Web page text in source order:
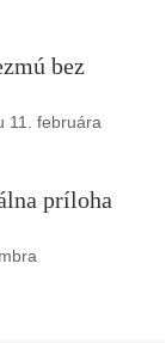
bez
11. februára
príloha